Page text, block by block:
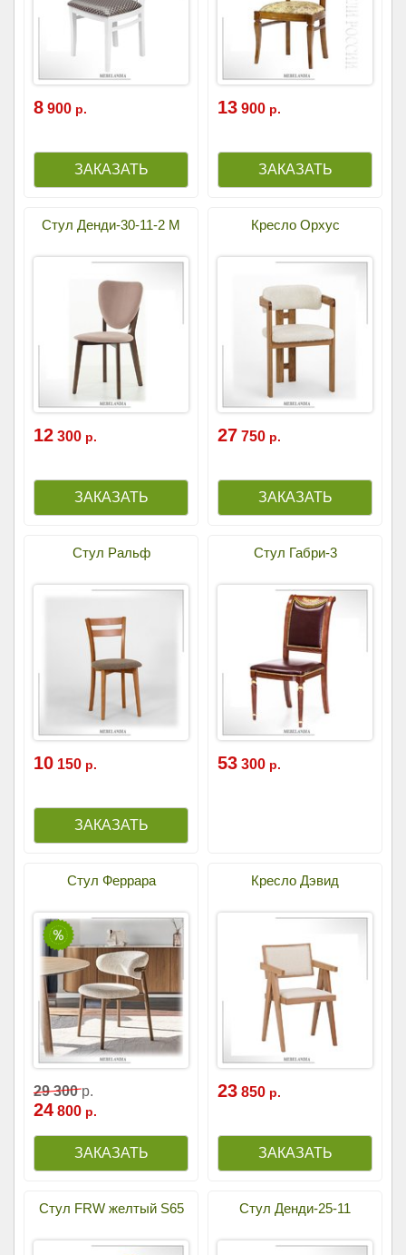
8 900 р. 13 900 р.
Стул Денди-30-11-2 М
12 300 р.
Кресло Орхус
27 750 р.
Стул Ральф
10 150 р.
Стул Габри-3
53 300 р.
Стул Феррара
29 300р.
24 800 р.
Кресло Дэвид
23 850 р.
Стул FRW желтый S65 Стул Денди-25-11